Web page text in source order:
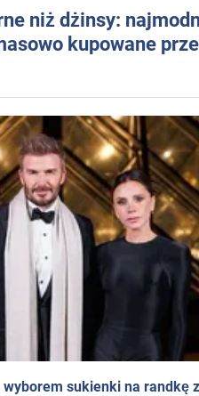
niż dżinsy:
kupowane
wyborem sukienki na randkę